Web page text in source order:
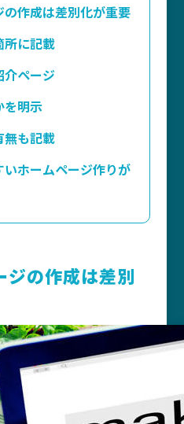
作成は差別化が重要
所に記載
介ページ
を明示
無も記載
ホームページ作りが
ジの作成は差別